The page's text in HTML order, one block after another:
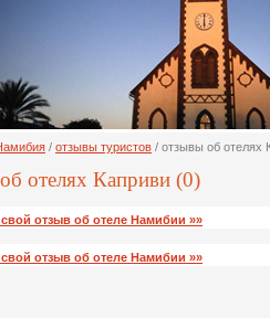
/ отзывы туристов / отзывы об отелях
отелях Каприви (0)
отзыв об отеле Намибии »»
отзыв об отеле Намибии »»